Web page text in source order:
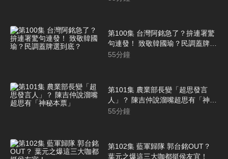
第100集 台灣阿銘急了？拚連署驚
句連發！ 致敬韓國瑜？民調蓋牌選
到底？
55分鐘
第101集 農業部長變「超思發言
人」？ 陳吉仲說溜嘴超思有「神秘
本票」
55分鐘
第102集 藍軍歸隊 郭台銘OUT？
葉元之爆這三大咖都挺侯友宜！